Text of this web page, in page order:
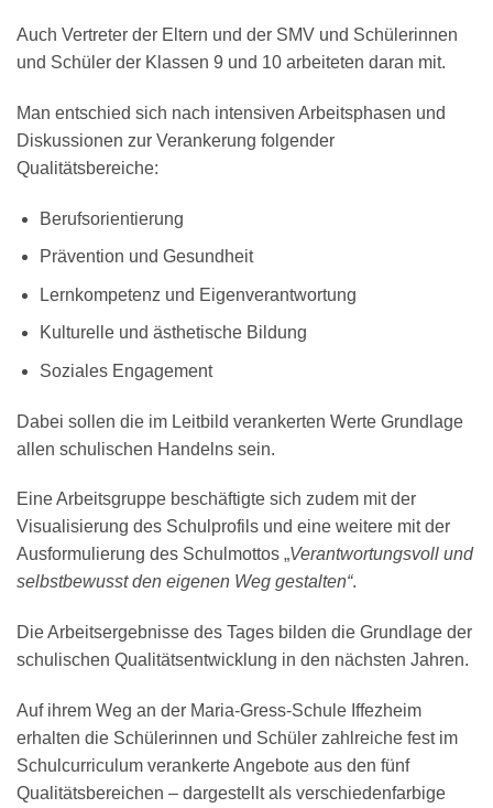
Auch Vertreter der Eltern und der SMV und Schülerinnen
und Schüler der Klassen 9 und 10 arbeiteten daran mit.
Man entschied sich nach intensiven Arbeitsphasen und
Diskussionen zur Verankerung folgender
Qualitätsbereiche:
Berufsorientierung
Prävention und Gesundheit
Lernkompetenz und Eigenverantwortung
Kulturelle und ästhetische Bildung
Soziales Engagement
Dabei sollen die im Leitbild verankerten Werte Grundlage
allen schulischen Handelns sein.
Eine Arbeitsgruppe beschäftigte sich zudem mit der
Visualisierung des Schulprofils und eine weitere mit der
Ausformulierung des Schulmottos „Verantwortungsvoll und
selbstbewusst den eigenen Weg gestalten“.
Die Arbeitsergebnisse des Tages bilden die Grundlage der
schulischen Qualitätsentwicklung in den nächsten Jahren.
Auf ihrem Weg an der Maria-Gress-Schule Iffezheim
erhalten die Schülerinnen und Schüler zahlreiche fest im
Schulcurriculum verankerte Angebote aus den fünf
Qualitätsbereichen – dargestellt als verschiedenfarbige